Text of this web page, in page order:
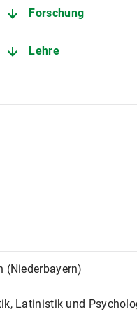
Forschung
Lehre
(Niederbayern)
Latinistik und